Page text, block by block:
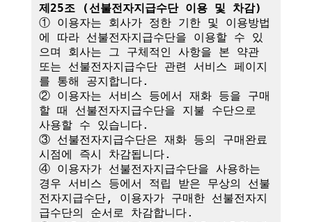
제25조 (선불전자지급수단 이용 및 차감)
① 이용자는 회사가 정한 기한 및 이용방법
에 따라 선불전자지급수단을 이용할 수 있
으며 회사는 그 구체적인 사항을 본 약관
또는 선불전자지급수단 관련 서비스 페이지
를 통해 공지합니다.
② 이용자는 서비스 등에서 재화 등을 구매
할 때 선불전자지급수단을 지불 수단으로
사용할 수 있습니다.
③ 선불전자지급수단은 재화 등의 구매완료
시점에 즉시 차감됩니다.
④ 이용자가 선불전자지급수단을 사용하는
경우 서비스 등에서 적립 받은 무상의 선불
전자지급수단, 이용자가 구매한 선불전자지
급수단의 순서로 차감합니다.